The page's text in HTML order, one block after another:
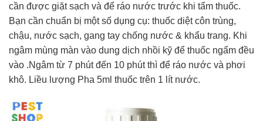
cần được giặt sạch và để ráo nước trước khi tẩm thuốc.
Bạn cần chuẩn bị một số dụng cụ: thuốc diệt côn trùng,
chậu, nước sạch, gang tay chống nước & khẩu trang. Khi
ngâm mùng màn vào dung dịch nhồi kỹ để thuốc ngấm đều
vào .Ngâm từ 7 phút đến 10 phút thì để ráo nước và phơi
khô. Liều lượng Pha 5ml thuốc trên 1 lít nước.